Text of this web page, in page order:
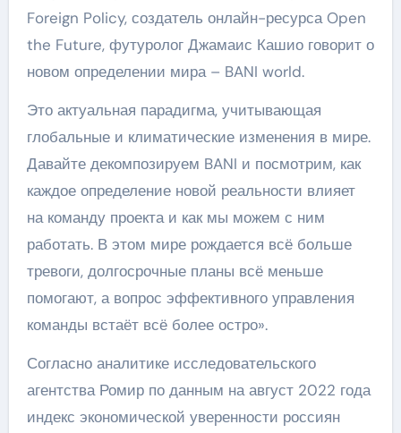
Foreign Policy, создатель онлайн-ресурса Open
the Future, футуролог Джамаис Кашио говорит о
новом определении мира – BANI world.
Это актуальная парадигма, учитывающая
глобальные и климатические изменения в мире.
Давайте декомпозируем BANI и посмотрим, как
каждое определение новой реальности влияет
на команду проекта и как мы можем с ним
работать. В этом мире рождается всё больше
тревоги, долгосрочные планы всё меньше
помогают, а вопрос эффективного управления
команды встаёт всё более остро».
Согласно аналитике исследовательского
агентства Ромир по данным на август 2022 года
индекс экономической уверенности россиян